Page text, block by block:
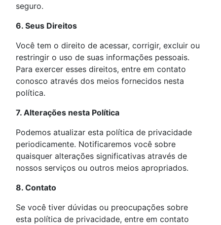
seguro.
6. Seus Direitos
Você tem o direito de acessar, corrigir, excluir ou
restringir o uso de suas informações pessoais.
Para exercer esses direitos, entre em contato
conosco através dos meios fornecidos nesta
política.
7. Alterações nesta Política
Podemos atualizar esta política de privacidade
periodicamente. Notificaremos você sobre
quaisquer alterações significativas através de
nossos serviços ou outros meios apropriados.
8. Contato
Se você tiver dúvidas ou preocupações sobre
esta política de privacidade, entre em contato